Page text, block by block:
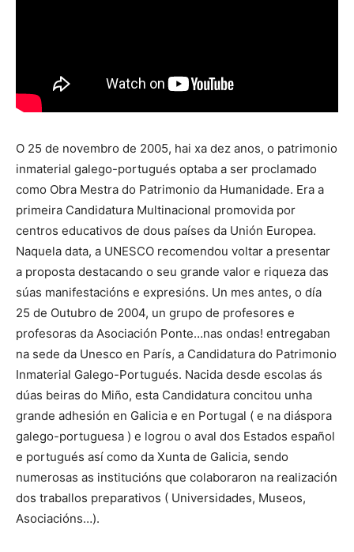
O 25 de novembro de 2005, hai xa dez anos, o patrimonio
inmaterial galego-portugués optaba a ser proclamado
como Obra Mestra do Patrimonio da Humanidade. Era a
primeira Candidatura Multinacional promovida por
centros educativos de dous países da Unión Europea.
Naquela data, a UNESCO recomendou voltar a presentar
a proposta destacando o seu grande valor e riqueza das
súas manifestacións e expresións. Un mes antes, o día
25 de Outubro de 2004, un grupo de profesores e
profesoras da Asociación Ponte…nas ondas! entregaban
na sede da Unesco en París, a Candidatura do Patrimonio
Inmaterial Galego-Portugués. Nacida desde escolas ás
dúas beiras do Miño, esta Candidatura concitou unha
grande adhesión en Galicia e en Portugal ( e na diáspora
galego-portuguesa ) e logrou o aval dos Estados español
e portugués así como da Xunta de Galicia, sendo
numerosas as institucións que colaboraron na realización
dos traballos preparativos ( Universidades, Museos,
Asociacións…).